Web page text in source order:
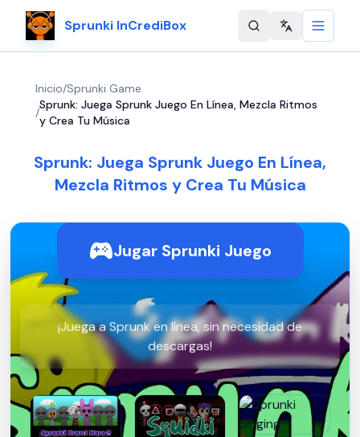
Sprunki InCrediBox Change
Inicio/Sprunki Game
/
Sprunk: Juega Sprunk Juego En Línea, Mezcla Ritmos
y Crea Tu Música
Sprunk: Juega Sprunk Juego En Línea,
Mezcla Ritmos y Crea Tu Música
Jugar Sprunki Juego
¡Juega a Sprunk en línea, sin necesidad de
descargas!